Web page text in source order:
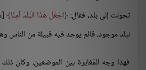
تحولت إلى بلد، فقال: اجْعَلْ هَذَا الْبَلَدَ آمِنًا
لبلد موجود، قائم يوجد فيه قبيلة من الناس
فهذا وجه المُغايرة بين الموضعين، وكان